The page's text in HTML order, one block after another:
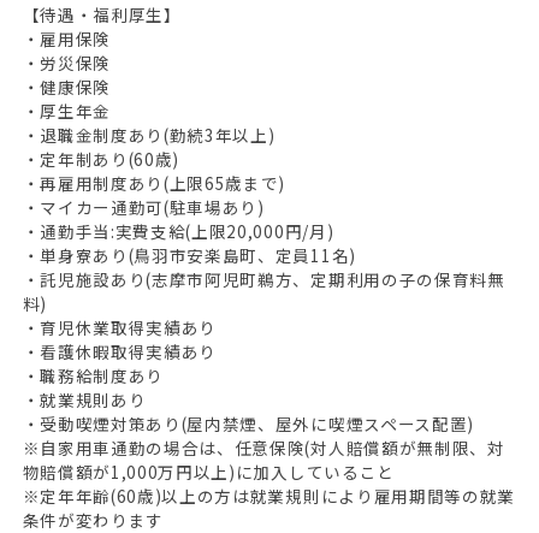
掲載希望の方へ
【待遇・福利厚生】
・雇用保険
・労災保険
・健康保険
・厚生年金
・退職金制度あり(勤続3年以上)
・定年制あり(60歳)
・再雇用制度あり(上限65歳まで)
・マイカー通勤可(駐車場あり)
・通勤手当:実費支給(上限20,000円/月)
・単身寮あり(鳥羽市安楽島町、定員11名)
・託児施設あり(志摩市阿児町鵜方、定期利用の子の保育料無
料)
・育児休業取得実績あり
・看護休暇取得実績あり
・職務給制度あり
・就業規則あり
・受動喫煙対策あり(屋内禁煙、屋外に喫煙スペース配置)
※自家用車通勤の場合は、任意保険(対人賠償額が無制限、対
物賠償額が1,000万円以上)に加入していること
※定年年齢(60歳)以上の方は就業規則により雇用期間等の就業
条件が変わります